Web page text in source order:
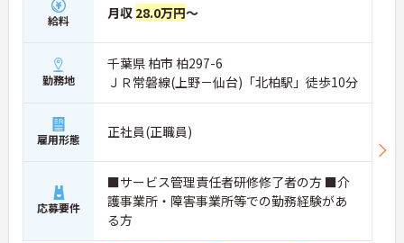
給料 月収 28.0万円～
勤務地
千葉県 柏市 柏297-6
ＪＲ常磐線(上野－仙台)「北柏駅」徒歩10分
雇用形態 正社員(正職員)
応募要件
■サービス管理責任者研修修了者の方 ■介
護事業所・障害事業所等での勤務経験があ
る方